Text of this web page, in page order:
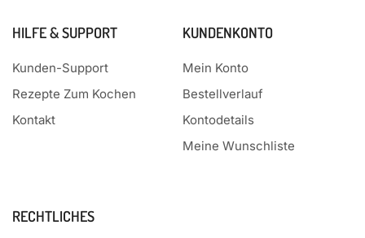
HILFE & SUPPORT
Kunden-Support
Rezepte Zum Kochen
Kontakt
KUNDENKONTO
Mein Konto
Bestellverlauf
Kontodetails
Meine Wunschliste
RECHTLICHES